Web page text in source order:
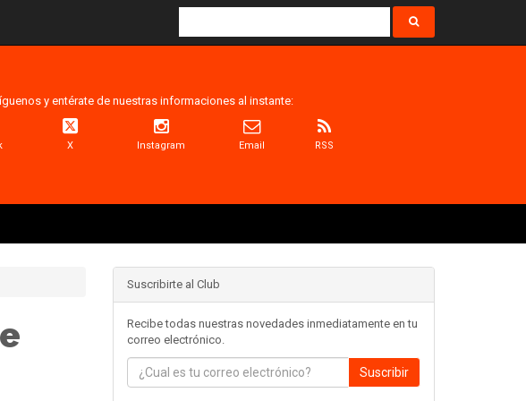
y entérate de nuestras informaciones al instante:
X Instagram Email RSS
Suscribirte al Club
Recibe todas nuestras novedades inmediatamente en tu
correo electrónico.
Suscribir